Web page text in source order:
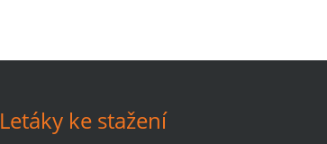
Letáky ke stažení